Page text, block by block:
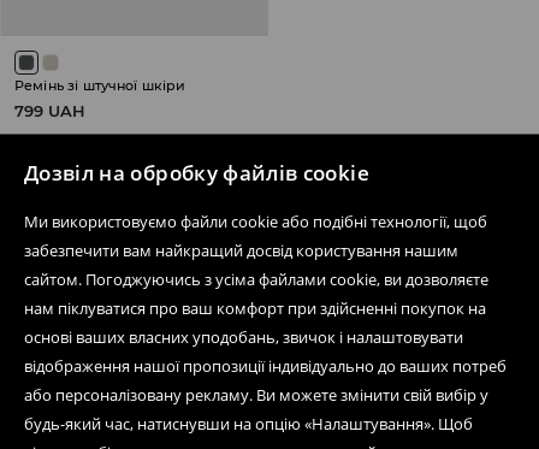
Дозвіл на обробку файлів cookie
Ми використовуємо файли cookie або подібні технології, щоб
забезпечити вам найкращий досвід користування нашим
сайтом. Погоджуючись з усіма файлами cookie, ви дозволяєте
нам піклуватися про ваш комфорт при здійсненні покупок на
основі ваших власних уподобань, звичок і налаштовувати
відображення нашої пропозиції індивідуально до ваших потреб
або персоналізовану рекламу. Ви можете змінити свій вибір у
будь-який час, натиснувши на опцію «Налаштування». Щоб
Ремінь зі штучної шкіри
799 UAH
Дізнатися більше про House
Допомога та контакт
Інтернет-магазин